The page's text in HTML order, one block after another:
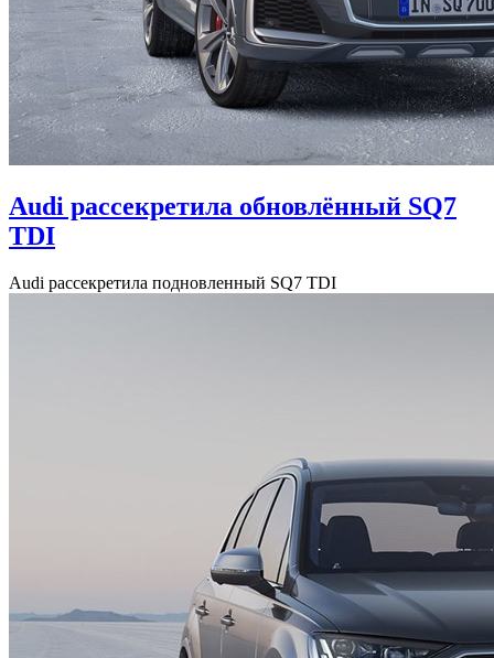
Audi рассекретила обновлённый SQ7
TDI
Audi рассекретила подновленный SQ7 TDI